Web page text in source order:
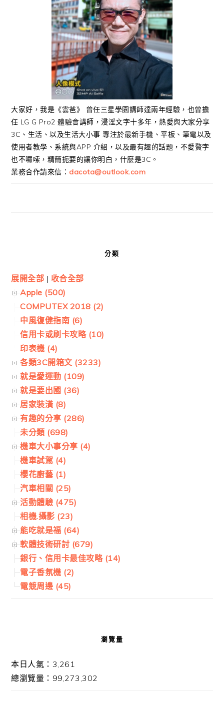
大家好，我是《雲爸》 曾任三星學園講師達兩年經驗，也曾擔
任 LG G Pro2 體驗會講師，浸淫文字十多年，熱愛與大家分享
3C、生活、以及生活大小事 專注於最新手機、平板、筆電以及
使用者教學、系統與APP 介紹，以及最有趣的話題，不愛贅字
也不囉嗦，精簡扼要的讓你明白，什麼是3C。
業務合作請來信： dacota@outlook.com
分類
展開全部 | 收合全部
Apple (500)
COMPUTEX 2018 (2)
中風復健指南 (6)
信用卡或刷卡攻略 (10)
印表機 (4)
各類3C開箱文 (3233)
就是愛運動 (109)
就是要出國 (36)
居家裝潢 (8)
有趣的分享 (286)
未分類 (698)
機車大小事分享 (4)
機車試駕 (4)
櫻花廚藝 (1)
汽車相關 (25)
活動體驗 (475)
相機.攝影 (23)
能吃就是福 (64)
軟體技術研討 (679)
銀行、信用卡最佳攻略 (14)
電子香氛機 (2)
電競周邊 (45)
瀏覽量
本日人氣：3,261
總瀏覽量：99,273,302